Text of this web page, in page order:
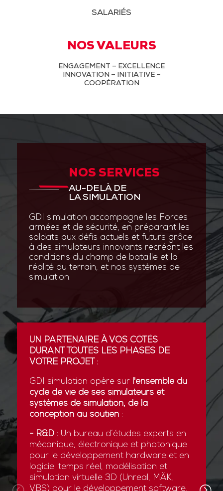
SALARIÉS
NOS VALEURS
ENGAGEMENT – EXCELLENCE
INNOVATION – INITIATIVE –
COOPÉRATION
NOS SERVICES
AU-DELÀ DE
LA SIMULATION
GDI simulation accompagne les Forces
armées et de sécurité, en préparant les
soldats aux défis actuels et futurs grâce
à des simulateurs innovants recréant les
conditions du champ de bataille et la
réalité du terrain, et nos systèmes de
simulation.
UN PARTENAIRE À VOS CÔTÉS
DURANT TOUTES LES PHASES DE
VOTRE PROJET :
GDI simulation opère sur l'ensemble du
cycle de vie de ses simulateurs et
systèmes de simulation, de la
conception au soutien:
- R&D :Un bureau d’études experts en
mécanique, électronique et photonique
pour le développement hardware et en
logiciel temps réel, modélisation et
simulation virtuelle 3D (Unreal, MÄK,
VBS) pour le développement software.